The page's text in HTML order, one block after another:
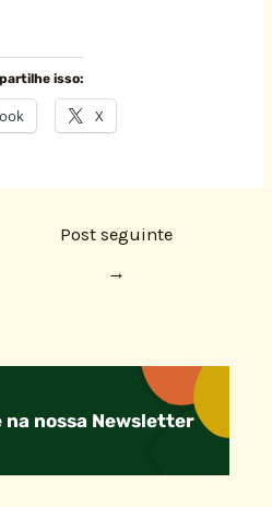
isso:
X
Post seguinte
→
na nossa Newsletter